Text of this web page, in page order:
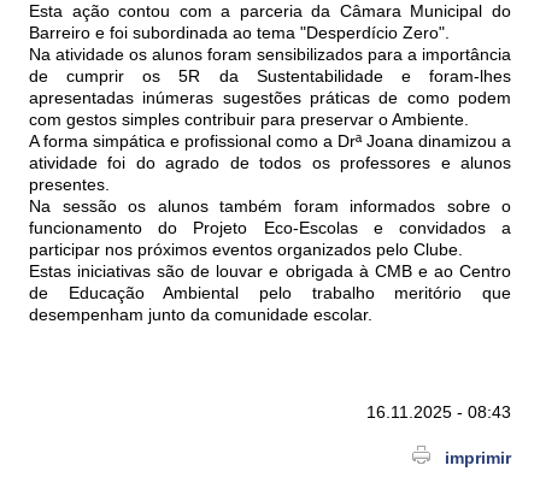
Esta ação contou com a parceria da Câmara Municipal do
Barreiro e foi subordinada ao tema "Desperdício Zero".
Na atividade os alunos foram sensibilizados para a importância
de cumprir os 5R da Sustentabilidade e foram-lhes
apresentadas inúmeras sugestões práticas de como podem
com gestos simples contribuir para preservar o Ambiente.
A forma simpática e profissional como a Drª Joana dinamizou a
atividade foi do agrado de todos os professores e alunos
presentes.
Na sessão os alunos também foram informados sobre o
funcionamento do Projeto Eco-Escolas e convidados a
participar nos próximos eventos organizados pelo Clube.
Estas iniciativas são de louvar e obrigada à CMB e ao Centro
de Educação Ambiental pelo trabalho meritório que
desempenham junto da comunidade escolar.
16.11.2025 - 08:43
imprimir